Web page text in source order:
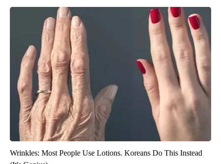
Wrinkles: Most People Use Lotions. Koreans Do This Instead